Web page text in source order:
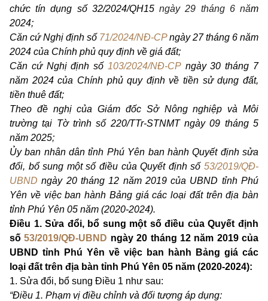
chức tín dụng số 32/2024/QH15ngày 29 tháng 6 năm
2024;
Căn cứ Nghị định số 71/2024/NĐ-CPngày 27 tháng 6 năm
2024 của Chính phủ quy định về giá đất;
Căn cứ Nghị định số 103/2024/NĐ-CPngày 30 tháng 7
năm 2024 của Chính phủ quy định về tiền sử dụng đất,
tiền thuê đất;
Theo đề nghị của Giám đốc Sở Nông nghiệp và Môi
trường tại Tờ trình số 220/TTr-STNMT ngày 09 tháng 5
năm 2025;
Ủy ban nhân dân tỉnh Phú Yên ban hành Quyết định sửa
đổi, bổ sung một số điều của Quyết định số 53/2019/QĐ-
UBND ngày 20 tháng 12 năm 2019 của UBND tỉnh Phú
Yên về việc ban hành Bảng giá các loại đất trên địa bàn
tỉnh Phú Yên 05 năm (2020-2024).
Điều 1. Sửa đổi, bổ sung một số điều của Quyết định
số53/2019/QĐ-UBND ngày 20 tháng 12 năm 2019 của
UBND tỉnh Phú Yên về việc ban hành Bảng giá các
loại đất trên địa bàn tỉnh Phú Yên 05 năm (2020-2024):
1. Sửa đổi, bổ sung Điều 1 như sau:
“Điều 1. Phạm vị điều chỉnh và đối tượng áp dụng: